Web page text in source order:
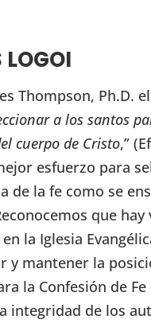
LOGOI
Thompson, Ph.D.
a los santos
cuerpo de Cristo,”
esfuerzo para
de la fe como se
que hay
la Iglesia
y mantener la
la Confesión de
integridad de los